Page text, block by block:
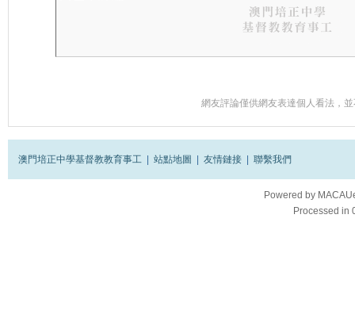
網友評論僅供網友表達個人看法，
澳門培正中學基督教教育事工 站點地圖 友情鏈接 聯繫我們
Powered by
Processed in